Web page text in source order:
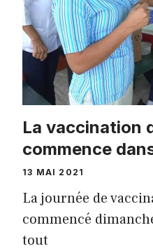
La vaccination
commence
13 MAI 2021
La journée de
commencé
tout